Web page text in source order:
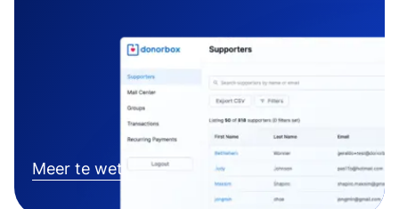
Meer te weten komen